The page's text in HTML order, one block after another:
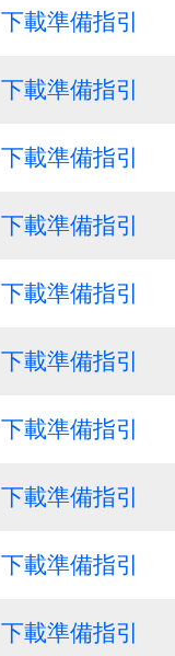
下載準備指引
下載準備指引
下載準備指引
下載準備指引
下載準備指引
下載準備指引
下載準備指引
下載準備指引
下載準備指引
下載準備指引